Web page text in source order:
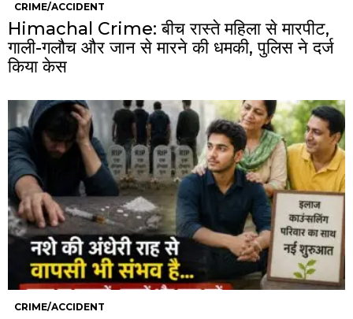
CRIME/ACCIDENT
Himachal Crime: बीच रास्ते महिला से मारपीट,
गाली-गलौच और जान से मारने की धमकी, पुलिस ने दर्ज
किया केस
CRIME/ACCIDENT